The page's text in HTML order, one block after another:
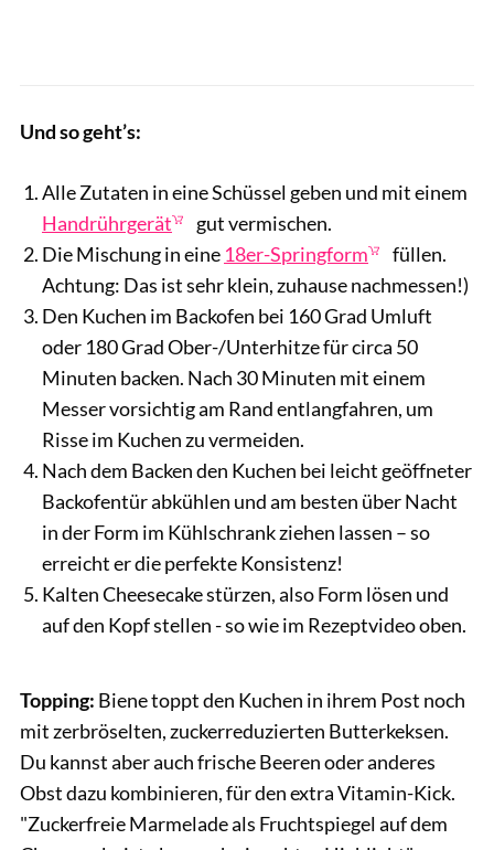
Und so geht’s:
Alle Zutaten in eine Schüssel geben und mit einem
Handrührgerät
gut vermischen.
Die Mischung in eine 18er-Springform
füllen.
Achtung: Das ist sehr klein, zuhause nachmessen!)
Den Kuchen im Backofen bei 160 Grad Umluft
oder 180 Grad Ober-/Unterhitze für circa 50
Minuten backen. Nach 30 Minuten mit einem
Messer vorsichtig am Rand entlangfahren, um
Risse im Kuchen zu vermeiden.
Nach dem Backen den Kuchen bei leicht geöffneter
Backofentür abkühlen und am besten über Nacht
in der Form im Kühlschrank ziehen lassen – so
erreicht er die perfekte Konsistenz!
Kalten Cheesecake stürzen, also Form lösen und
auf den Kopf stellen - so wie im Rezeptvideo oben.
Topping: Biene toppt den Kuchen in ihrem Post noch
mit zerbröselten, zuckerreduzierten Butterkeksen.
Du kannst aber auch frische Beeren oder anderes
Obst dazu kombinieren, für den extra Vitamin-Kick.
"Zuckerfreie Marmelade als Fruchtspiegel auf dem